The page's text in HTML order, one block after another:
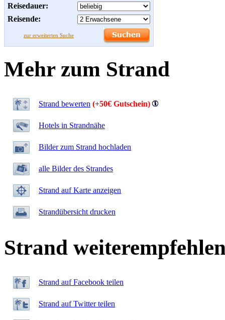
Reisedauer:
Reisende:
zur erweiterten Suche
Mehr zum Strand
Strand bewerten (+50€ Gutschein)
Hotels in Strandnähe
Bilder zum Strand hochladen
alle Bilder des Strandes
Strand auf Karte anzeigen
Strandübersicht drucken
Strand
Strand auf Facebook teilen
Strand auf Twitter teilen